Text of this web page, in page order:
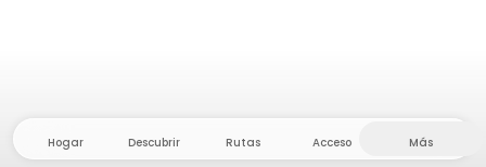
Hogar Descubrir Rutas Acceso Más